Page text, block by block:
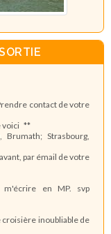
contact de votre
**
Strasbourg,
par émail de votre
en MP. svp
inoubliable de